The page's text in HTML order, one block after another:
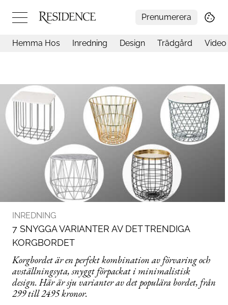
Prenumerera
Design
Trädgård
Video
Inredning
Livsstil
Mat & Dryck
Influencers
Hemma Hos Inredning Design Trädgård Video
INREDNING
7 SNYGGA VARIANTER AV DET TRENDIGA
KORGBORDET
Korgbordet är en perfekt kombination av förvaring och
avställningsyta, snyggt förpackat i minimalistisk
design. Här är sju varianter av det populära bordet, från
299 till 2495 kronor.